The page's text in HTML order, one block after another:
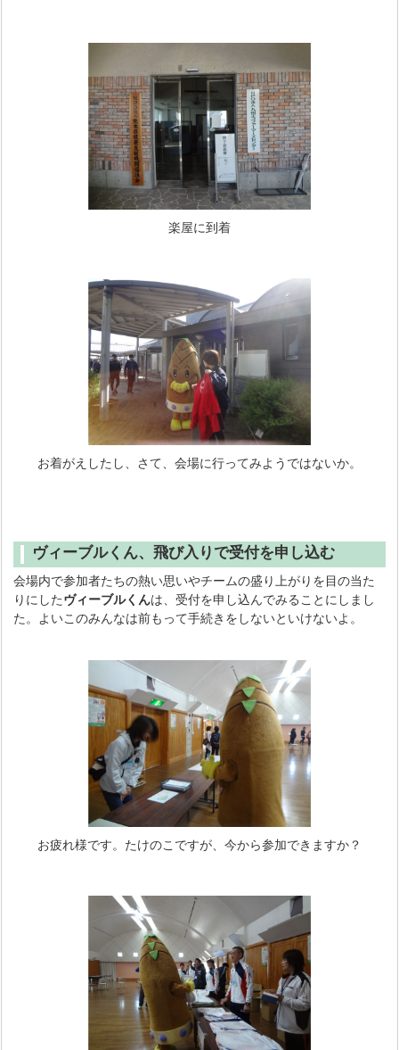
楽屋に到着
お着がえしたし、さて、会場に行ってみようではないか。
ヴィーブルくん、飛び入りで受付を申し込む
会場内で参加者たちの熱い思いやチームの盛り上がりを目の当た
りにしたヴィーブルくんは、受付を申し込んでみることにしまし
た。よいこのみんなは前もって手続きをしないといけないよ。
お疲れ様です。たけのこですが、今から参加できますか？